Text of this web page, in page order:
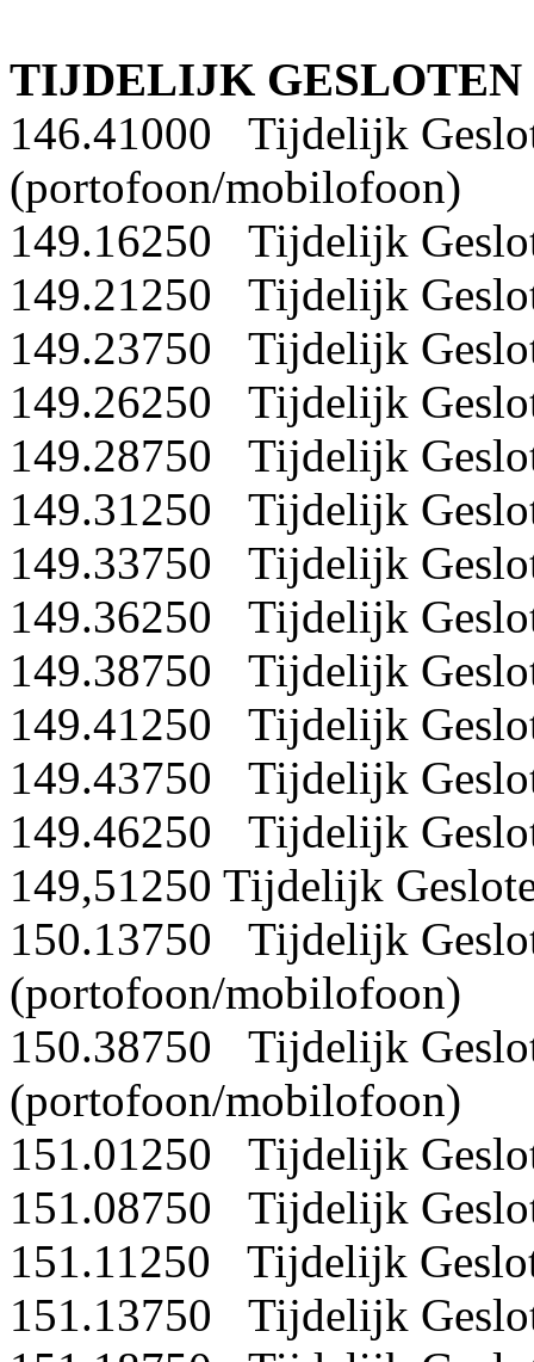
TIJDELIJK GESLOTEN
146.41000 Tijdelijk
(portofoon/mobilofoon)
149.16250 Tijdelijk
149.21250 Tijdelijk
149.23750 Tijdelijk
149.26250 Tijdelijk
149.28750 Tijdelijk
149.31250 Tijdelijk
149.33750 Tijdelijk
149.36250 Tijdelijk
149.38750 Tijdelijk
149.41250 Tijdelijk
149.43750 Tijdelijk
149.46250 Tijdelijk
149,51250 Tijdelijk
150.13750 Tijdelijk
(portofoon/mobilofoon)
150.38750 Tijdelijk
(portofoon/mobilofoon)
151.01250 Tijdelijk
151.08750 Tijdelijk
151.11250 Tijdelijk
151.13750 Tijdelijk